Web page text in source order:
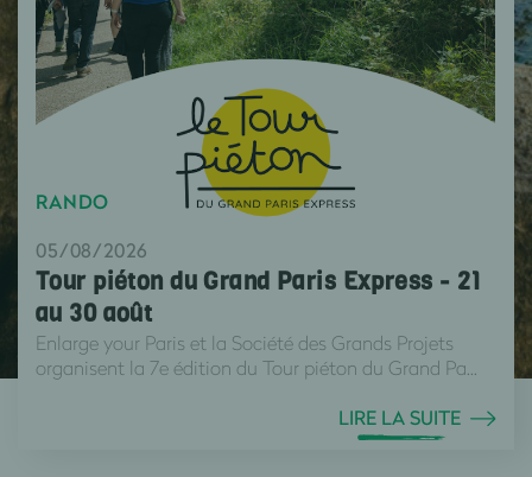
RANDO
05/08/2026
Tour piéton du Grand Paris Express - 21
au 30 août
Enlarge your Paris et la Société des Grands Projets
organisent la 7e édition du Tour piéton du Grand Pa...
LIRE LA SUITE